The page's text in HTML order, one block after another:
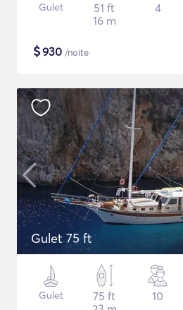
Gulet
51 ft
16 m
4
$930 /noite
Gulet 75 ft
Gulet
75 ft
10